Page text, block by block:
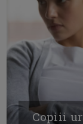
Copiii